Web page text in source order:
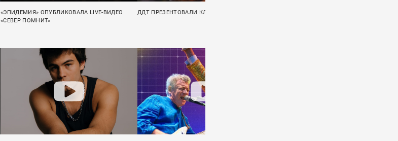
«ЭПИДЕМИЯ» ОПУБЛИКОВАЛА LIVE-ВИДЕО
«СЕВЕР ПОМНИТ»
ДДТ ПРЕЗЕНТОВАЛИ КЛИП «ХЕРЬ»